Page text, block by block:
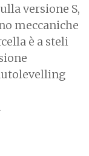
versione S,
meccaniche
è a steli